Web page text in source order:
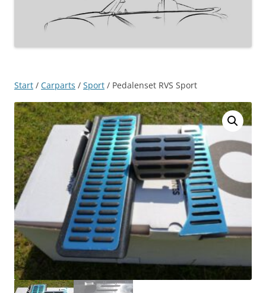
Start / Carparts / Sport / Pedalenset RVS Sport